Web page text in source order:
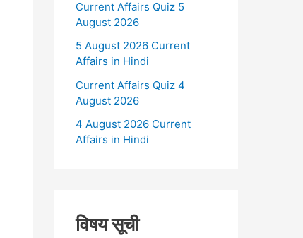
Current Affairs Quiz 5
August 2026
5 August 2026 Current
Affairs in Hindi
Current Affairs Quiz 4
August 2026
4 August 2026 Current
Affairs in Hindi
विषय सूची